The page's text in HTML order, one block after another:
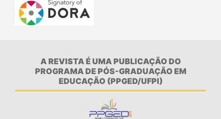
A REVISTA É UMA PUBLICAÇÃO DO
PROGRAMA DE PÓS-GRADUAÇÃO EM
EDUCAÇÃO (PPGED/UFPI)